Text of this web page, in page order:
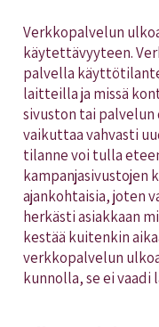
Verkkopalvelun
käytettävyyteen.
palvella
laitteilla ja missä
sivuston tai palvelun
vaikuttaa vahvasti
tilanne voi tulla
kampanjasivustojen
ajankohtaisia, joten
herkästi asiakkaan
kestää kuitenkin
verkkopalvelun
kunnolla, se ei vaadi